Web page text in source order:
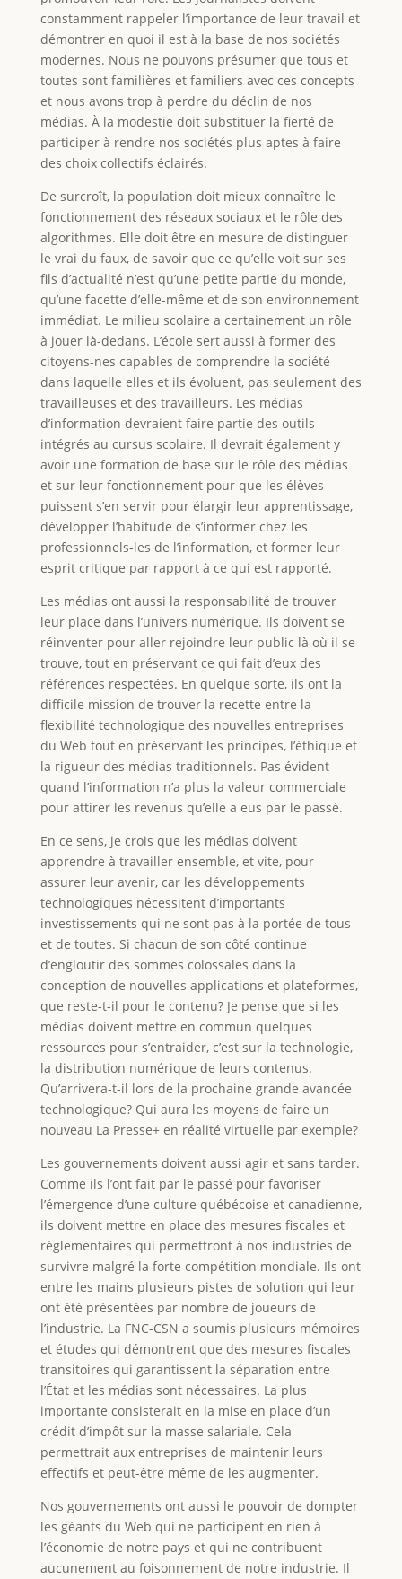
constamment rappeler l’importance de leur travail et
démontrer en quoi il est à la base de nos sociétés
modernes. Nous ne pouvons présumer que tous et
toutes sont familières et familiers avec ces concepts
et nous avons trop à perdre du déclin de nos
médias. À la modestie doit substituer la fierté de
participer à rendre nos sociétés plus aptes à faire
des choix collectifs éclairés.
De surcroît, la population doit mieux connaître le
fonctionnement des réseaux sociaux et le rôle des
algorithmes. Elle doit être en mesure de distinguer
le vrai du faux, de savoir que ce qu’elle voit sur ses
fils d’actualité n’est qu’une petite partie du monde,
qu’une facette d’elle-même et de son environnement
immédiat. Le milieu scolaire a certainement un rôle
à jouer là-dedans. L’école sert aussi à former des
citoyens-nes capables de comprendre la société
dans laquelle elles et ils évoluent, pas seulement des
travailleuses et des travailleurs. Les médias
d’information devraient faire partie des outils
intégrés au cursus scolaire. Il devrait également y
avoir une formation de base sur le rôle des médias
et sur leur fonctionnement pour que les élèves
puissent s’en servir pour élargir leur apprentissage,
développer l’habitude de s’informer chez les
professionnels-les de l’information, et former leur
esprit critique par rapport à ce qui est rapporté.
Les médias ont aussi la responsabilité de trouver
leur place dans l’univers numérique. Ils doivent se
réinventer pour aller rejoindre leur public là où il se
trouve, tout en préservant ce qui fait d’eux des
références respectées. En quelque sorte, ils ont la
difficile mission de trouver la recette entre la
flexibilité technologique des nouvelles entreprises
du Web tout en préservant les principes, l’éthique et
la rigueur des médias traditionnels. Pas évident
quand l’information n’a plus la valeur commerciale
pour attirer les revenus qu’elle a eus par le passé.
En ce sens, je crois que les médias doivent
apprendre à travailler ensemble, et vite, pour
assurer leur avenir, car les développements
technologiques nécessitent d’importants
investissements qui ne sont pas à la portée de tous
et de toutes. Si chacun de son côté continue
d’engloutir des sommes colossales dans la
conception de nouvelles applications et plateformes,
que reste-t-il pour le contenu? Je pense que si les
médias doivent mettre en commun quelques
ressources pour s’entraider, c’est sur la technologie,
la distribution numérique de leurs contenus.
Qu’arrivera-t-il lors de la prochaine grande avancée
technologique? Qui aura les moyens de faire un
nouveau La Presse+ en réalité virtuelle par exemple?
Les gouvernements doivent aussi agir et sans tarder.
Comme ils l’ont fait par le passé pour favoriser
l’émergence d’une culture québécoise et canadienne,
ils doivent mettre en place des mesures fiscales et
réglementaires qui permettront à nos industries de
survivre malgré la forte compétition mondiale. Ils ont
entre les mains plusieurs pistes de solution qui leur
ont été présentées par nombre de joueurs de
l’industrie. La FNC-CSN a soumis plusieurs mémoires
et études qui démontrent que des mesures fiscales
transitoires qui garantissent la séparation entre
l’État et les médias sont nécessaires. La plus
importante consisterait en la mise en place d’un
crédit d’impôt sur la masse salariale. Cela
permettrait aux entreprises de maintenir leurs
effectifs et peut-être même de les augmenter.
Nos gouvernements ont aussi le pouvoir de dompter
les géants du Web qui ne participent en rien à
l’économie de notre pays et qui ne contribuent
aucunement au foisonnement de notre industrie. Il